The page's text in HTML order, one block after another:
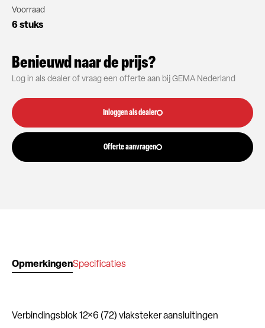
Voorraad
6 stuks
Benieuwd naar de prijs?
Log in als dealer of vraag een offerte aan bij GEMA Nederland
Inloggen als dealer
Offerte aanvragen
OpmerkingenSpecificaties
Verbindingsblok 12×6 (72) vlaksteker aansluitingen